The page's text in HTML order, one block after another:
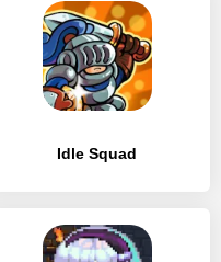
Idle Squad